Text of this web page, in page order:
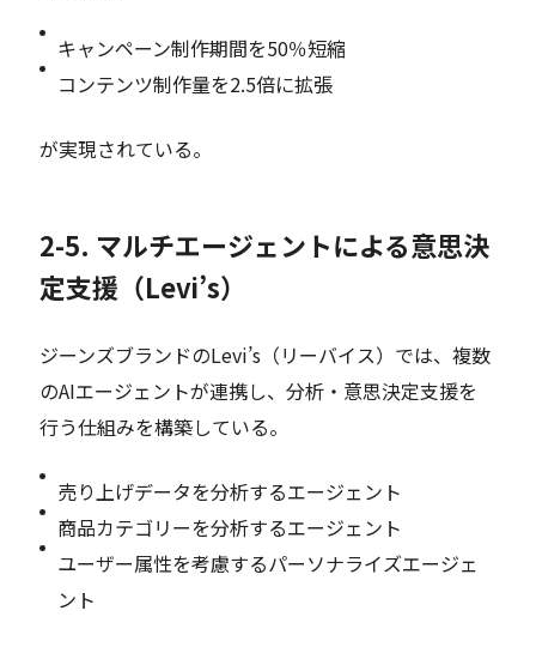
キャンペーン制作期間を50％短縮
コンテンツ制作量を2.5倍に拡張
が実現されている。
2-5. マルチエージェントによる意思決
定支援（Levi’s）
ジーンズブランドのLevi’s（リーバイス）では、複数
のAIエージェントが連携し、分析・意思決定支援を
行う仕組みを構築している。
売り上げデータを分析するエージェント
商品カテゴリーを分析するエージェント
ユーザー属性を考慮するパーソナライズエージェ
ント